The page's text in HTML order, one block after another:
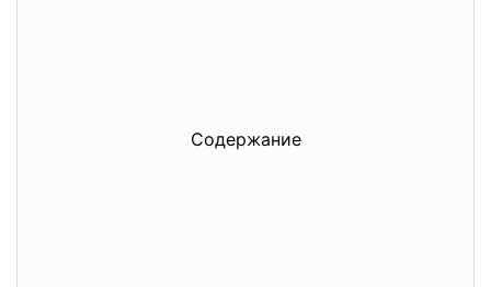
Содержание